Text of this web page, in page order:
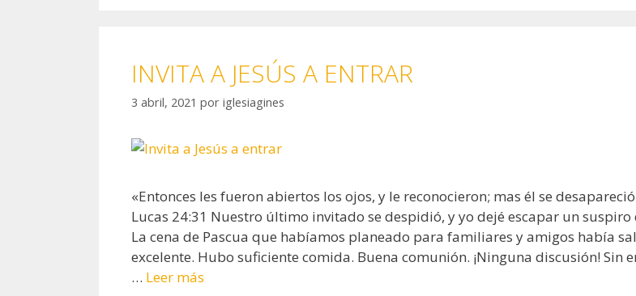
INVITA A JESÚS A ENTRAR
3 abril, 2021 por iglesiagines
«Entonces les fueron abiertos los ojos, y le reconocieron; mas él se
Lucas 24:31 Nuestro último invitado se despidió, y yo dejé escapar un
La cena de Pascua que habíamos planeado para familiares y amigos había
excelente. Hubo suficiente comida. Buena comunión. ¡Ninguna discusión! Sin
… Leer más